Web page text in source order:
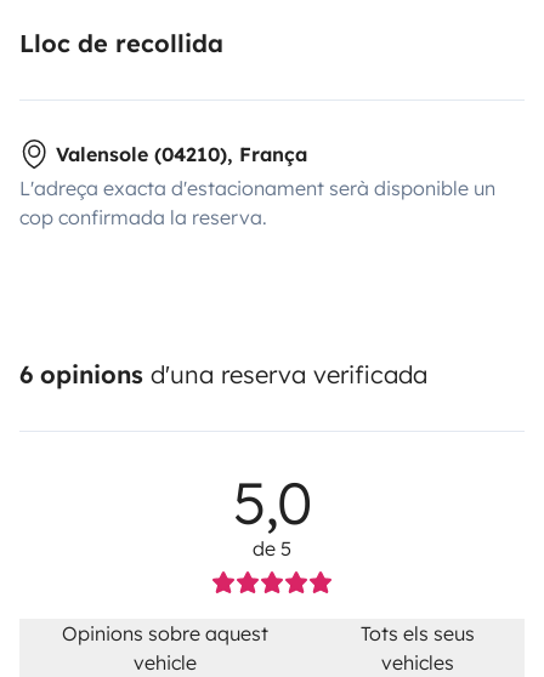
Lloc de recollida
Valensole (04210), França
L'adreça exacta d'estacionament serà disponible un
cop confirmada la reserva.
6 opinions d'una reserva verificada
5,0
de 5
Opinions sobre aquest
vehicle
Tots els seus
vehicles